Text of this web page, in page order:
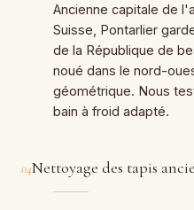
Ancienne capitale de
Suisse, Pontarlier
de la République de
noué dans le nord-
géométrique. Nous
bain à froid adapté.
04Nettoyage des tapis